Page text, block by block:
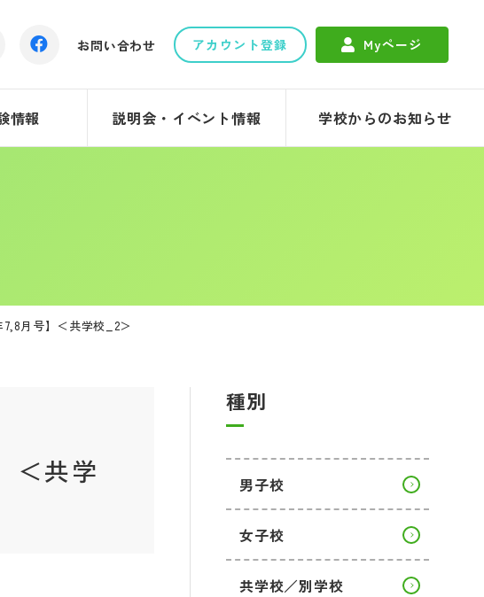
お問い合わせ アカウント登録 Myページ
情報 説明会・イベント情報 学校からのお知らせ
月号】＜共学校_2＞
＜共学
種別
男子校
女子校
共学校／別学校